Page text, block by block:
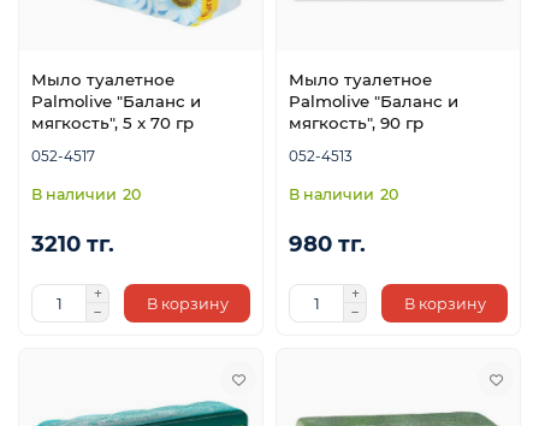
Мыло туалетное
Palmolive "Баланс и
мягкость", 5 x 70 гр
052-4517
20
3210 тг.
В корзину
Мыло туалетное
Palmolive "Баланс и
мягкость", 90 гр
052-4513
20
980 тг.
В корзину